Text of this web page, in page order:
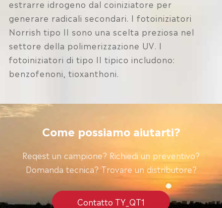
estrarre idrogeno dal coiniziatore per
generare radicali secondari. I fotoiniziatori
Norrish tipo II sono una scelta preziosa nel
settore della polimerizzazione UV. I
fotoiniziatori di tipo II tipico includono:
benzofenoni, tioxanthoni.
Come possiamo aiutarti?
Reqest un campione? Richiedi un preventivo?
Domanda tecnica? Trovare un distributore?
Contatto TY_QT1